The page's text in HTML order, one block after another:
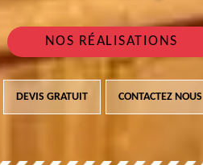
NOS RÉALISATIONS
DEVIS GRATUIT CONTACTEZ NOUS